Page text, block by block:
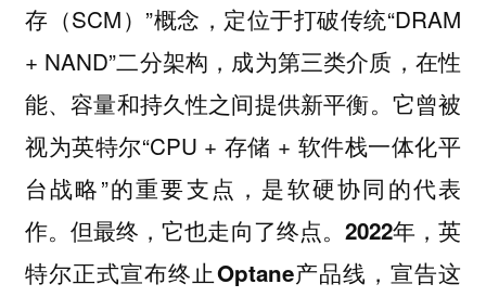
存（SCM）”概念，定位于打破传统“DRAM
+ NAND”二分架构，成为第三类介质，在性
能、容量和持久性之间提供新平衡。它曾被
视为英特尔“CPU + 存储 + 软件栈一体化平
台战略”的重要支点，是软硬协同的代表
作。但最终，它也走向了终点。 2022年，英
特尔正式宣布终止Optane产品线，宣告这